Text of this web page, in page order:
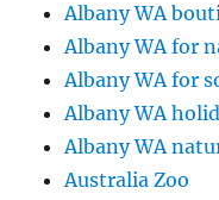
Albany WA
Albany WA for
Albany WA for
Albany WA
Albany WA
Australia Zoo